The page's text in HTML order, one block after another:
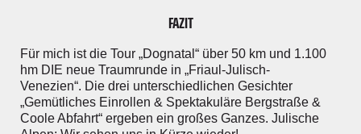
FAZIT
Für mich ist die Tour „Dognatal “ über 50 km und 1.100
hm DIE neue Traumrunde in „Friaul-Julisch-
Venezien“. Die drei unterschiedlichen Gesichter
„Gemütliches Einrollen & Spektakuläre Bergstraße &
Coole Abfahrt“ ergeben ein großes Ganzes. Julische